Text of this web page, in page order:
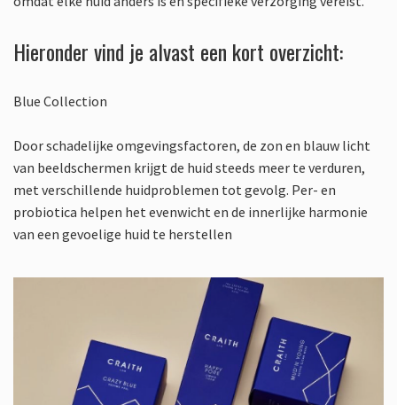
Hieronder vind je alvast een kort overzicht:
Blue Collection
Door schadelijke omgevingsfactoren, de zon en blauw licht
van beeldschermen krijgt de huid steeds meer te verduren,
met verschillende huidproblemen tot gevolg. Per- en
probiotica helpen het evenwicht en de innerlijke harmonie
van een gevoelige huid te herstellen